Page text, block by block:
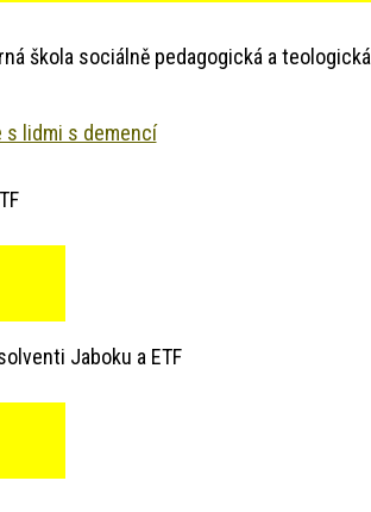
škola sociálně pedagogická a teologická
s lidmi s demencí
Jaboku a ETF